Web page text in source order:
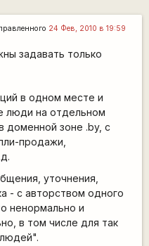
24 Фев, 2010 в 19:59
задавать только
в одном месте и
люди на отдельном
доменной зоне .by, с
продажи,
уточнения,
- с авторством одного
ненормально и
в том числе для так